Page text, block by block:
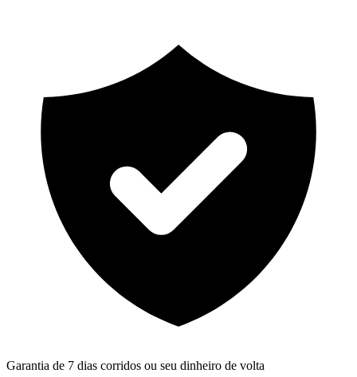
Garantia de 7 dias corridos ou seu dinheiro de volta